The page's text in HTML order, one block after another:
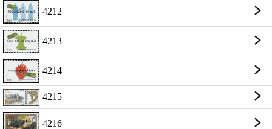
4212
4213
4214
4215
4216